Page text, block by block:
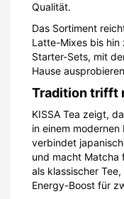
Qualität.
Das Sortiment
Latte-Mixes bis
Starter-Sets, mit
Hause
Tradition trifft
KISSA Tea zeigt,
in einem
verbindet
und macht Matcha
als klassischer
Energy-Boost für